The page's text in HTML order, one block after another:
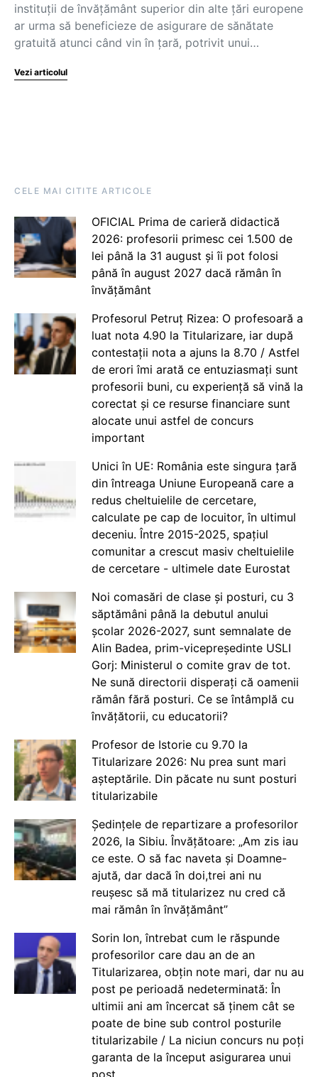
instituții de învățământ superior din alte țări europene
ar urma să beneficieze de asigurare de sănătate
gratuită atunci când vin în țară, potrivit unui…
Vezi articolul
CELE MAI CITITE ARTICOLE
OFICIAL Prima de carieră didactică
2026: profesorii primesc cei 1.500 de
lei până la 31 august și îi pot folosi
până în august 2027 dacă rămân în
învățământ
Profesorul Petruț Rizea: O profesoară a
luat nota 4.90 la Titularizare, iar după
contestații nota a ajuns la 8.70 / Astfel
de erori îmi arată ce entuziasmați sunt
profesorii buni, cu experiență să vină la
corectat și ce resurse financiare sunt
alocate unui astfel de concurs
important
Unici în UE: România este singura țară
din întreaga Uniune Europeană care a
redus cheltuielile de cercetare,
calculate pe cap de locuitor, în ultimul
deceniu. Între 2015-2025, spațiul
comunitar a crescut masiv cheltuielile
de cercetare - ultimele date Eurostat
Noi comasări de clase și posturi, cu 3
săptămâni până la debutul anului
școlar 2026-2027, sunt semnalate de
Alin Badea, prim-vicepreședinte USLI
Gorj: Ministerul o comite grav de tot.
Ne sună directorii disperați că oamenii
rămân fără posturi. Ce se întâmplă cu
învățătorii, cu educatorii?
Profesor de Istorie cu 9.70 la
Titularizare 2026: Nu prea sunt mari
așteptările. Din păcate nu sunt posturi
titularizabile
Ședințele de repartizare a profesorilor
2026, la Sibiu. Învățătoare: „Am zis iau
ce este. O să fac naveta și Doamne-
ajută, dar dacă în doi,trei ani nu
reușesc să mă titularizez nu cred că
mai rămân în învățământ”
Sorin Ion, întrebat cum le răspunde
profesorilor care dau an de an
Titularizarea, obțin note mari, dar nu au
post pe perioadă nedeterminată: În
ultimii ani am încercat să ținem cât se
poate de bine sub control posturile
titularizabile / La niciun concurs nu poți
garanta de la început asigurarea unui
post